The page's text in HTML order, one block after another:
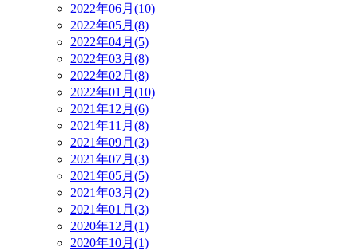
2022年06月(10)
2022年05月(8)
2022年04月(5)
2022年03月(8)
2022年02月(8)
2022年01月(10)
2021年12月(6)
2021年11月(8)
2021年09月(3)
2021年07月(3)
2021年05月(5)
2021年03月(2)
2021年01月(3)
2020年12月(1)
2020年10月(1)